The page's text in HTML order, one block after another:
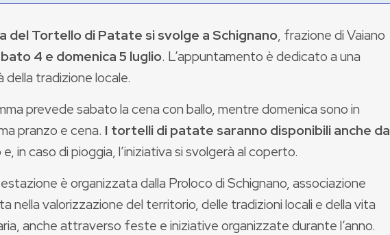
del Tortello di Patate si svolge a Schignano, frazione di Vaiano
4 e domenica 5 luglio. L’appuntamento è dedicato a una
della tradizione locale.
prevede sabato la cena con ballo, mentre domenica sono in
pranzo e cena. I tortelli di patate saranno disponibili anche da
e, in caso di pioggia, l’iniziativa si svolgerà al coperto.
è organizzata dalla Proloco di Schignano, associazione
nella valorizzazione del territorio, delle tradizioni locali e della vita
anche attraverso feste e iniziative organizzate durante l’anno.